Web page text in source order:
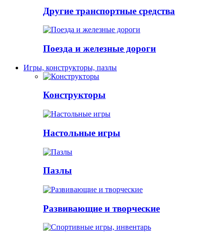
Другие транспортные средства
Поезда и железные дороги
Игры, конструкторы, пазлы
Конструкторы
Настольные игры
Пазлы
Развивающие и творческие